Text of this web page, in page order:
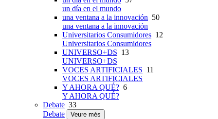
un día en el mundo
una ventana a la innovación 50
una ventana a la innovación
Universitarios Consumidores 12
Universitarios Consumidores
UNIVERSO+DS 13
UNIVERSO+DS
VOCES ARTIFICIALES 11
VOCES ARTIFICIALES
Y AHORA QUÉ? 6
Y AHORA QUÉ?
Debate 33
Debate
Veure més